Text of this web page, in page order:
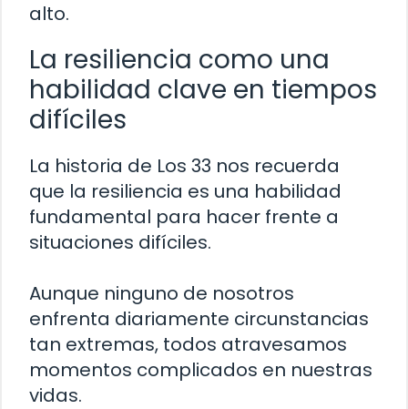
alto.
La resiliencia como una
habilidad clave en tiempos
difíciles
La historia de Los 33 nos recuerda
que la resiliencia es una habilidad
fundamental para hacer frente a
situaciones difíciles.
Aunque ninguno de nosotros
enfrenta diariamente circunstancias
tan extremas, todos atravesamos
momentos complicados en nuestras
vidas.